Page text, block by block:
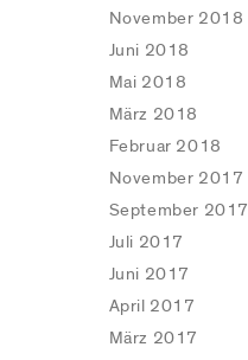
November 2018
Juni 2018
Mai 2018
März 2018
Februar 2018
November 2017
September 2017
Juli 2017
Juni 2017
April 2017
März 2017